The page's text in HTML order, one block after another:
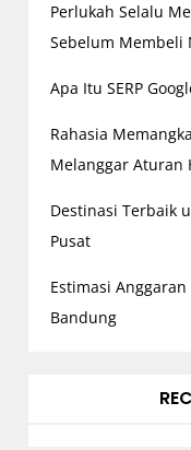
i
o
n
Perlukah Selalu
Sebelum Membeli
Apa Itu SERP
Rahasia
Melanggar Aturan
Destinasi Terbaik
Pusat
Estimasi
Bandung